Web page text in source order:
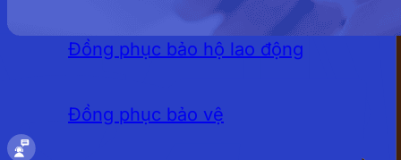
Đồng phục bảo hộ lao động
Đồng phục bảo vệ